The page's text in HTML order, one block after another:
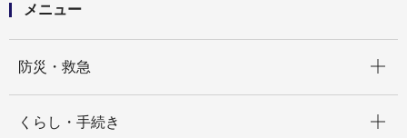
メニュー
防災・救急
くらし・手続き